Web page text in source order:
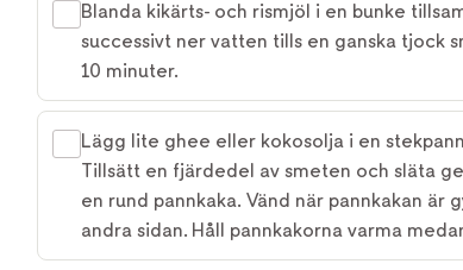
Blanda kikärts- och rismjöl i en bunke
successivt ner vatten tills en ganska tjock
10 minuter.
Lägg lite ghee eller kokosolja i en
Tillsätt en fjärdedel av smeten och släta
en rund pannkaka. Vänd när pannkakan är
andra sidan. Håll pannkakorna varma